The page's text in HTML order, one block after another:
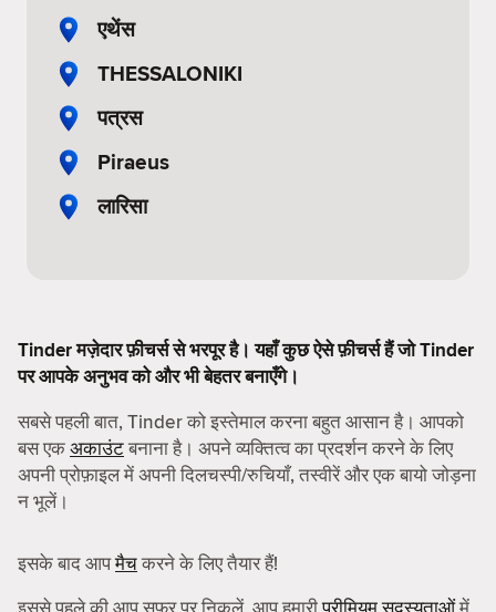
एथेंस
THESSALONIKI
पत्रस
Piraeus
लारिसा
Tinder मज़ेदार फ़ीचर्स से भरपूर है। यहाँ कुछ ऐसे फ़ीचर्स हैं जो Tinder
पर आपके अनुभव को और भी बेहतर बनाएँगे।
सबसे पहली बात, Tinder को इस्तेमाल करना बहुत आसान है। आपको
बस एकअकाउंटबनाना है। अपने व्यक्तित्व का प्रदर्शन करने के लिए
अपनी प्रोफ़ाइल में अपनी दिलचस्पी/रुचियाँ, तस्वीरें और एक बायो जोड़ना
न भूलें।
इसके बाद आपमैचकरने के लिए तैयार हैं!